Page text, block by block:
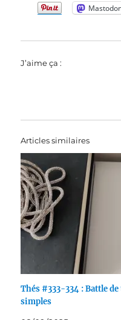
J’aime ça :
Articles similaires
Thés #333-334 : Battle
simples